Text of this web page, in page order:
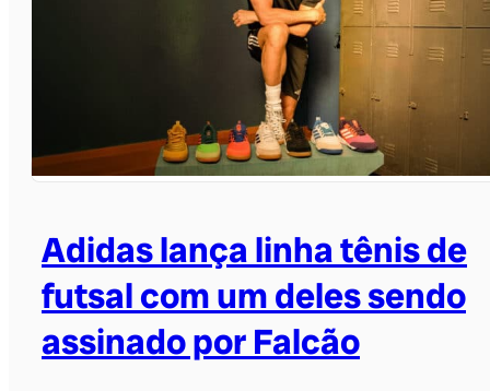
Adidas lança linha tênis de
futsal com um deles sendo
assinado por Falcão